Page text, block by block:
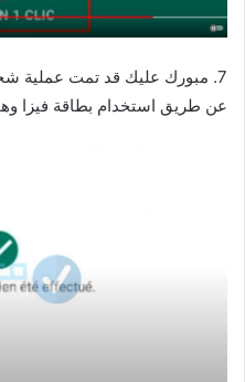
7. مبورك عليك قد تمت عملية
عن طريق استخدام بطاقة فيزا